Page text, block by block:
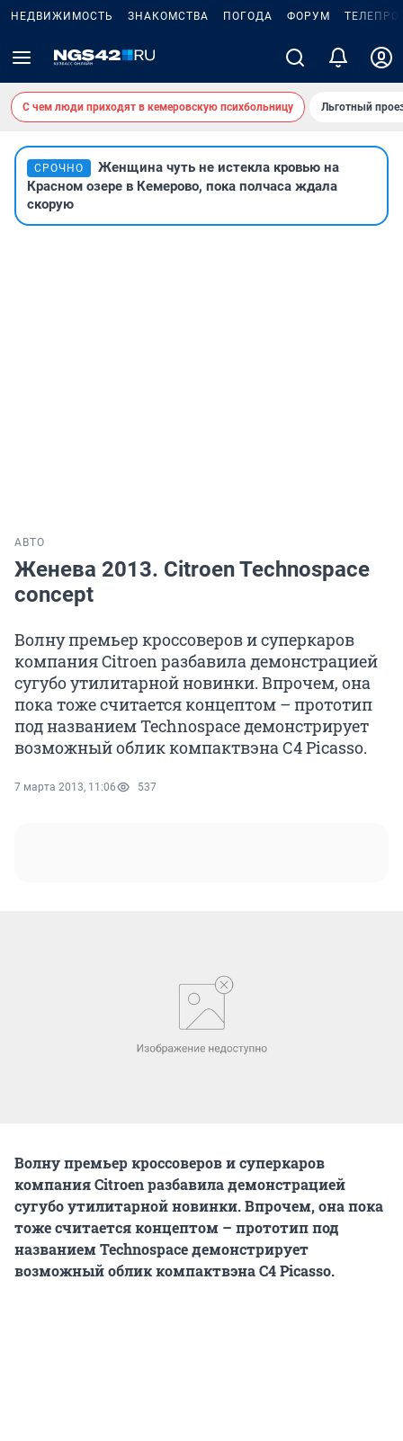
НЕДВИЖИМОСТЬ ЗНАКОМСТВА ПОГОДА ФОРУМ
С чем люди приходят в кемеровскую психбольницу Льготный
СРОЧНО
Женщина чуть не истекла кровью на
Красном озере в Кемерово, пока полчаса ждала
скорую
АВТО
Женева 2013. Citroen Technospace
concept
Волну премьер кроссоверов и суперкаров
компания Citroen разбавила демонстрацией
сугубо утилитарной новинки. Впрочем, она
пока тоже считается концептом – прототип
под названием Technospace демонстрирует
возможный облик компактвэна С4 Picasso.
7 марта 2013, 11:06 537
Волну премьер кроссоверов и суперкаров
компания Citroen разбавила демонстрацией
сугубо утилитарной новинки. Впрочем, она пока
тоже считается концептом – прототип под
названием Technospace демонстрирует
возможный облик компактвэна С4 Picasso.